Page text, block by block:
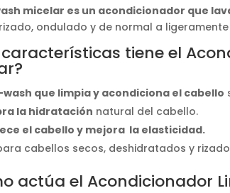
micelar es un acondicionador que
ondulado y de normal a
características tiene el
wash que limpia y acondiciona el cabello
la hidratación natural del cabello.
el cabello y mejora la elasticidad.
cabellos secos, deshidratados y
actúa el Acondicionador